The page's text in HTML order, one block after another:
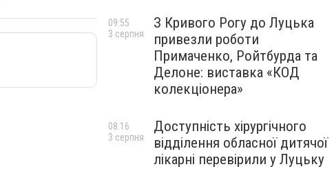
З Кривого Рогу до Луцька
привезли роботи
Примаченко, Ройтбурда та
Делоне: виставка «КОД
колекціонера»
09:55
3 серпня
Доступність хірургічного
відділення обласної дитячої
лікарні перевірили у Луцьку
08:16
3 серпня